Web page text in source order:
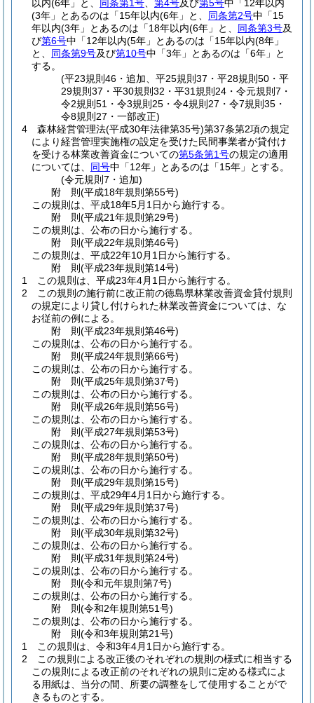
以内(6年」と、 同条第1号 第4号及び第5号中「12年以内
(3年」とあるのは「15年以内(6年」と、 同条第2号中「15
年以内(3年」とあるのは「18年以内(6年」と、 同条第3号及
び第6号中「12年以内(5年」とあるのは「15年以内(8年」
と、 同条第9号及び第10号中「3年」とあるのは「6年」と
する。
(平23規則46・追加、平25規則37・平28規則50・平
29規則37・平30規則32・平31規則24・令元規則7・
令2規則51・令3規則25・令4規則27・令7規則35・
令8規則27・一部改正)
4
森林経営管理法(平成30年法律第35号)第37条第2項の規定
により経営管理実施権の設定を受けた民間事業者が貸付け
を受ける林業改善資金についての第5条第1号の規定の適用
については、 同号中「12年」とあるのは「15年」とする。
(令元規則7・追加)
附 則(平成18年規則第55号)
この規則は、平成18年5月1日から施行する。
附 則(平成21年規則第29号)
この規則は、公布の日から施行する。
附 則(平成22年規則第46号)
この規則は、平成22年10月1日から施行する。
附 則(平成23年規則第14号)
1
この規則は、平成23年4月1日から施行する。
2
この規則の施行前に改正前の徳島県林業改善資金貸付規則
の規定により貸し付けられた林業改善資金については、な
お従前の例による。
附 則(平成23年規則第46号)
この規則は、公布の日から施行する。
附 則(平成24年規則第66号)
この規則は、公布の日から施行する。
附 則(平成25年規則第37号)
この規則は、公布の日から施行する。
附 則(平成26年規則第56号)
この規則は、公布の日から施行する。
附 則(平成27年規則第53号)
この規則は、公布の日から施行する。
附 則(平成28年規則第50号)
この規則は、公布の日から施行する。
附 則(平成29年規則第15号)
この規則は、平成29年4月1日から施行する。
附 則(平成29年規則第37号)
この規則は、公布の日から施行する。
附 則(平成30年規則第32号)
この規則は、公布の日から施行する。
附 則(平成31年規則第24号)
この規則は、公布の日から施行する。
附 則(令和元年規則第7号)
この規則は、公布の日から施行する。
附 則(令和2年規則第51号)
この規則は、公布の日から施行する。
附 則(令和3年規則第21号)
1
この規則は、令和3年4月1日から施行する。
2
この規則による改正後のそれぞれの規則の様式に相当する
この規則による改正前のそれぞれの規則に定める様式によ
る用紙は、当分の間、所要の調整をして使用することがで
きるものとする。